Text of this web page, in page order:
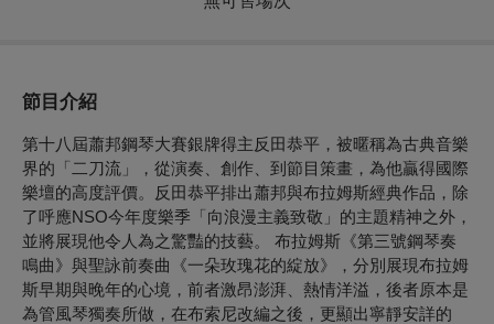
節目介紹
第十八屆蕭邦鋼琴大賽銀牌得主反田恭平，被暱稱為古典音樂
界的「二刀流」，從演奏、創作、到節目策畫，為他贏得國際
樂壇的高度評價。反田恭平排出蕭邦與布拉姆斯經典作品，除
了呼應NSO今年度樂季「向浪漫主義致敬」的主題精神之外，
並將展現他令人為之驚豔的技藝。 布拉姆斯《第三號鋼琴奏
鳴曲》與聖詠前奏曲《一朵玫瑰花的綻放》，分別展現布拉姆
斯早期與晚年的心境，前者激昂澎湃、熱情洋溢，後者原本是
為管風琴獨奏所做，在布索尼改編之後，更顯出寧靜安詳的